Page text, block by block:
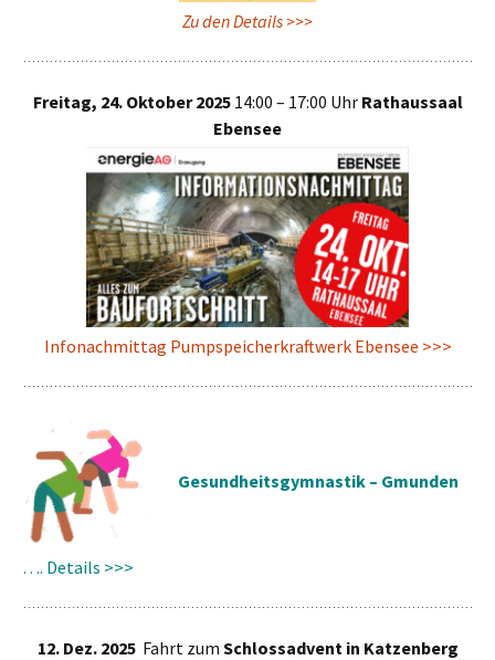
Zu den Details >>>
Freitag, 24. Oktober 202514:00 – 17:00 Uhr Rathaussaal
Ebensee
Infonachmittag Pumpspeicherkraftwerk Ebensee >>>
Gesundheitsgymnastik – Gmunden
…. Details >>>
12. Dez. 2025Fahrt zum Schlossadvent in Katzenberg